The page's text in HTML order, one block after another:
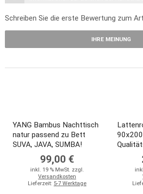
Schreiben Sie die erste Bewertung zum
IHRE MEINUNG
YANG Bambus Nachttisch
natur passend zu Bett
SUVA, JAVA, SUMBA!
99,00 €
inkl. 19 % MwSt. zzgl.
Versandkosten
Lieferzeit: 5-7 Werktage